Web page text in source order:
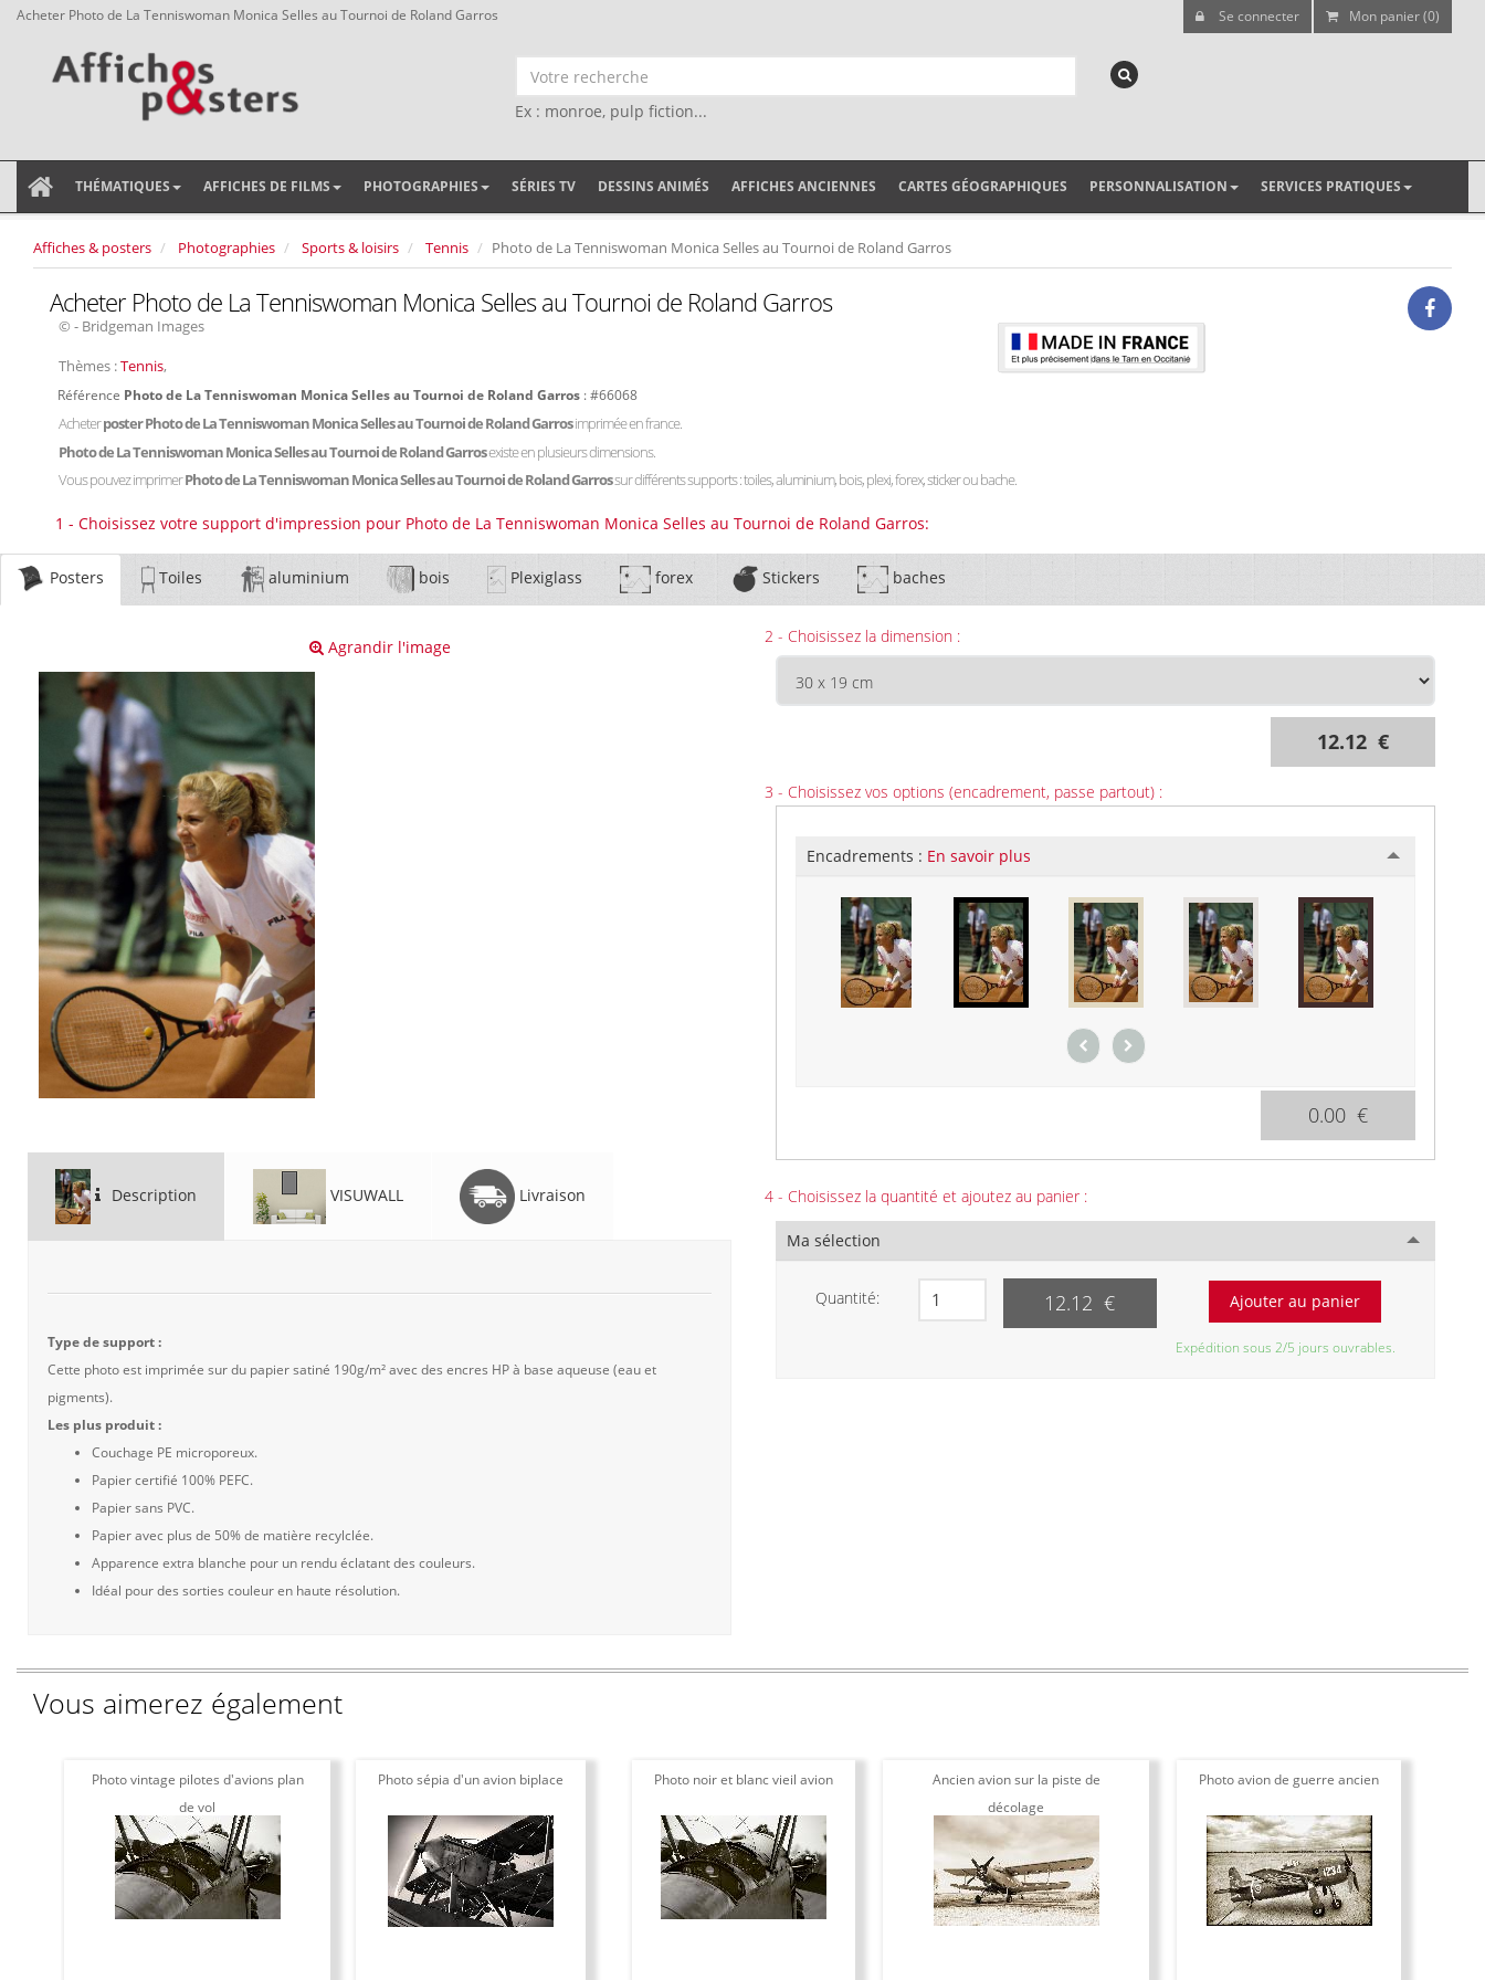
Acheter Photo de La Tenniswoman Monica Selles au Tournoi de Roland Garros Se connecter Mon panier (0)
Ex : monroe, pulp fiction...
THÉMATIQUES AFFICHES DE FILMS PHOTOGRAPHIES SÉRIES TV DESSINS ANIMÉS AFFICHES ANCIENNES CARTES GÉOGRAPHIQUES PERSONNALISATION SERVICES PRATIQUES
Affiches & posters Photographies Sports & loisirs Tennis Photo de La Tenniswoman Monica Selles au Tournoi de Roland Garros
Acheter Photo de La Tenniswoman Monica Selles au Tournoi de Roland Garros
© - Bridgeman Images
Thèmes :Tennis,
Référence Photo de La Tenniswoman Monica Selles au Tournoi de Roland Garros : #66068
Acheterposter Photo de La Tenniswoman Monica Selles au Tournoi de Roland Garrosimprimée en france.
Photo de La Tenniswoman Monica Selles au Tournoi de Roland Garrosexiste en plusieurs dimensions.
Vous pouvez imprimerPhoto de La Tenniswoman Monica Selles au Tournoi de Roland Garrossur différents supports : toiles, aluminium, bois, plexi, forex, sticker ou bache.
1 - Choisissez votre support d'impression pour Photo de La Tenniswoman Monica Selles au Tournoi de Roland Garros:
Posters Toiles aluminium bois Plexiglass forex Stickers baches
Agrandir l'image
Description VISUWALL Livraison
Type de support :
Cette photo est imprimée sur du papier satiné 190g/m² avec des encres HP à base aqueuse (eau et
pigments).
Les plus produit :
Couchage PE microporeux.
Papier certifié 100% PEFC.
Papier sans PVC.
Papier avec plus de 50% de matière recylclée.
Apparence extra blanche pour un rendu éclatant des couleurs.
Idéal pour des sorties couleur en haute résolution.
2 - Choisissez la dimension :
12.12 €
3 - Choisissez vos options (encadrement, passe partout) :
Encadrements : En savoir plus
0.00 €
4 - Choisissez la quantité et ajoutez au panier :
Ma sélection
Quantité: 12.12 €
Expédition sous 2/5 jours ouvrables.
Vous aimerez également
Photo vintage pilotes d'avions plan
de vol
Photo sépia d'un avion biplace Photo noir et blanc vieil avion
Ancien avion sur la piste de
décolage
Photo avion de guerre ancien